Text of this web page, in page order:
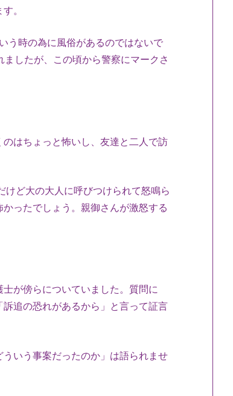
。
時の為に風俗があるのではないで
したが、この頃から警察にマークさ
はちょっと怖いし、友達と二人で訪
ど大の大人に呼びつけられて怒鳴ら
ったでしょう。親御さんが激怒する
が傍らについていました。質問に
追の恐れがあるから」と言って証言
いう事案だったのか」は語られませ